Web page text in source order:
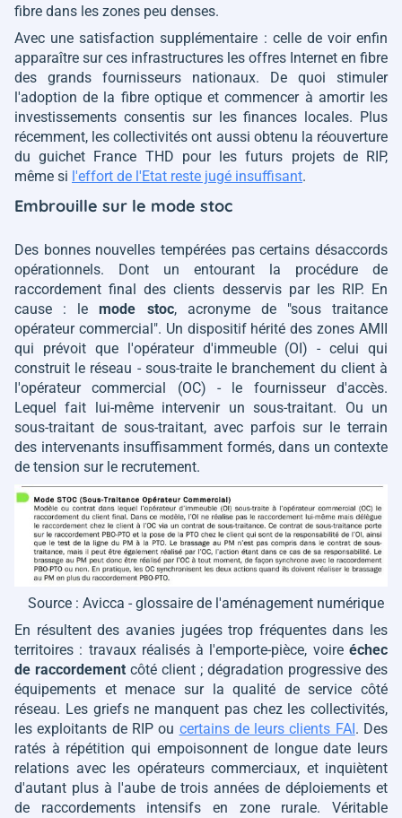
fibre dans les zones peu denses.
Avec une satisfaction supplémentaire : celle de voir enfin
apparaître sur ces infrastructures les offres Internet en fibre
des grands fournisseurs nationaux. De quoi stimuler
l'adoption de la fibre optique et commencer à amortir les
investissements consentis sur les finances locales. Plus
récemment, les collectivités ont aussi obtenu la réouverture
du guichet France THD pour les futurs projets de RIP,
même si l'effort de l'Etat reste jugé insuffisant.
Embrouille sur le mode stoc
Des bonnes nouvelles tempérées pas certains désaccords
opérationnels. Dont un entourant la procédure de
raccordement final des clients desservis par les RIP. En
cause : lemode stoc, acronyme de "sous traitance
opérateur commercial". Un dispositif hérité des zones AMII
qui prévoit que l'opérateur d'immeuble (OI) - celui qui
construit le réseau - sous-traite le branchement du client à
l'opérateur commercial (OC) - le fournisseur d'accès.
Lequel fait lui-même intervenir un sous-traitant. Ou un
sous-traitant de sous-traitant, avec parfois sur le terrain
des intervenants insuffisamment formés, dans un contexte
de tension sur le recrutement.
Source : Avicca - glossaire de l'aménagement numérique
En résultent des avanies jugées trop fréquentes dans les
territoires : travaux réalisés à l'emporte-pièce, voire échec
de raccordement côté client ; dégradation progressive des
équipements et menace sur la qualité de service côté
réseau. Les griefs ne manquent pas chez les collectivités,
les exploitants de RIP ou certains de leurs clients FAI . Des
ratés à répétition qui empoisonnent de longue date leurs
relations avec les opérateurs commerciaux, et inquiètent
d'autant plus à l'aube de trois années de déploiements et
de raccordements intensifs en zone rurale. Véritable